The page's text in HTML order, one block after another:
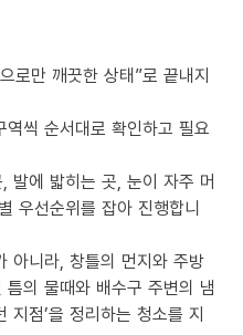
로만 깨끗한 상태”로 끝내지
씩 순서대로 확인하고 필요
발에 밟히는 곳, 눈이 자주 머
우선순위를 잡아 진행합니
아니라, 창틀의 먼지와 주방
의 물때와 배수구 주변의 냄
지점’을 정리하는 청소를 지